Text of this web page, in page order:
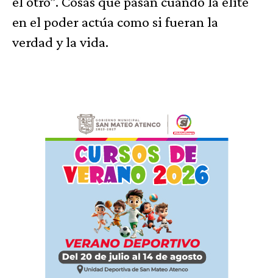
en el poder actúa como si fueran la
verdad y la vida.